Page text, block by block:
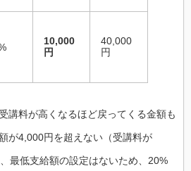
10,000
円
40,000
円
講料が高くなるほど戻ってくる金額も
が4,000円を超えない（受講料が
最低支給額の設定はないため、20%